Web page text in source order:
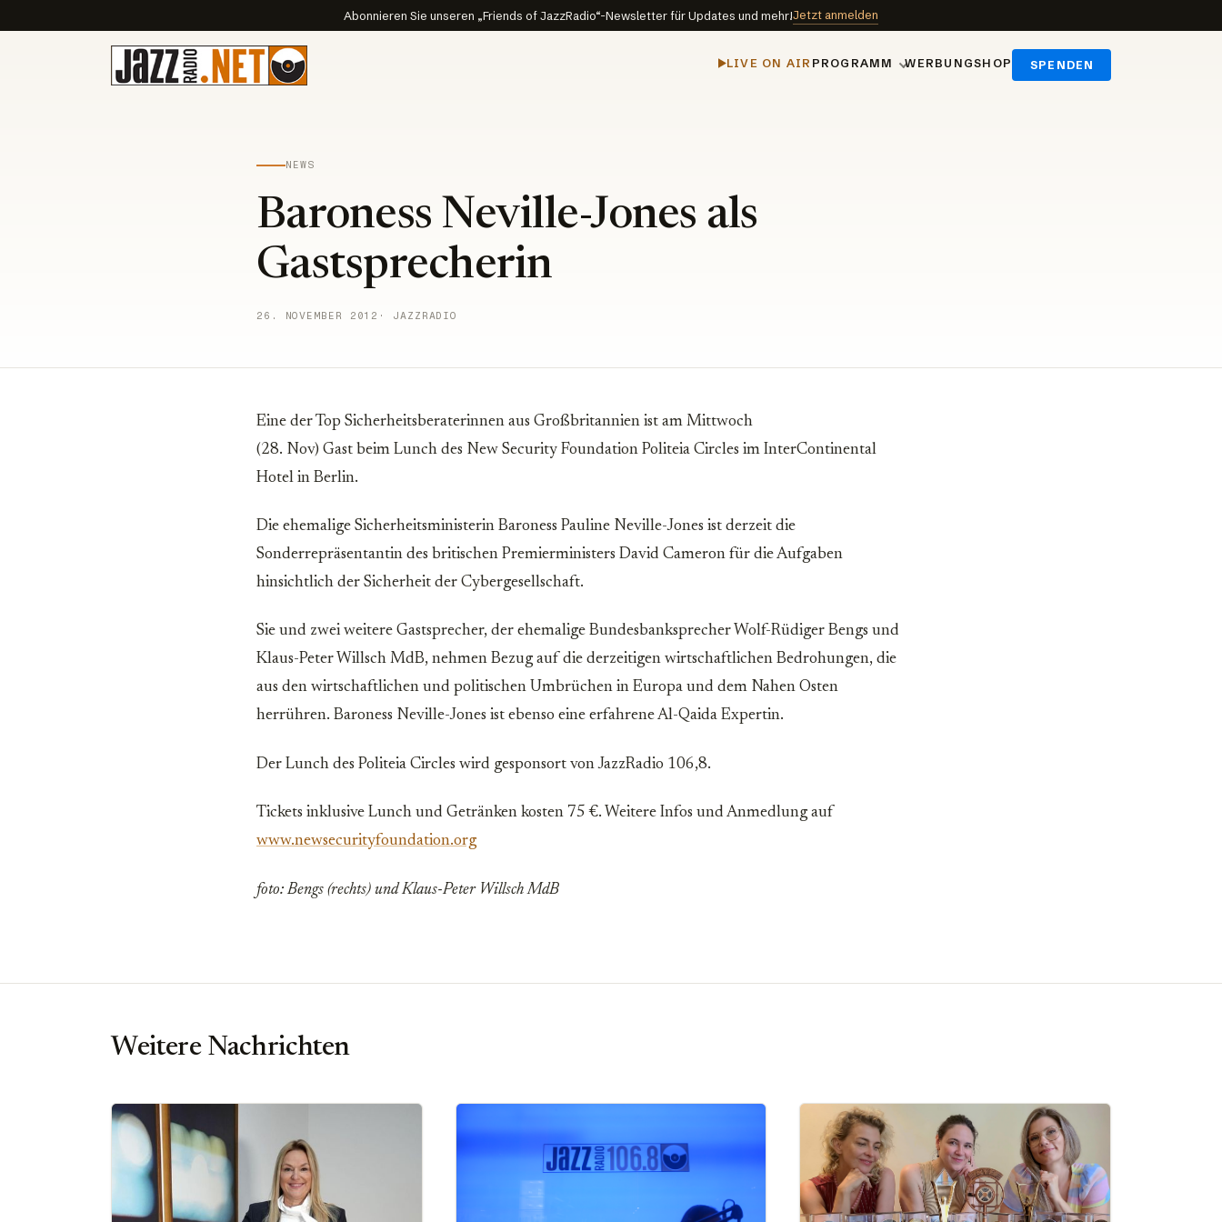
Abonnieren Sie unseren „Friends of JazzRadio“-Newsletter für Updates und mehr!Jetzt anmelden
LIVE ON AIR PROGRAMM WERBUNGSHOP SPENDEN
NEWS
Baroness Neville-Jones als
Gastsprecherin
26. NOVEMBER 2012 · JAZZRADIO
Eine der Top Sicherheitsberaterinnen aus Großbritannien ist am Mittwoch
(28. Nov) Gast beim Lunch des New Security Foundation Politeia Circles im InterContinental
Hotel in Berlin.
Die ehemalige Sicherheitsministerin Baroness Pauline Neville-Jones ist derzeit die
Sonderrepräsentantin des britischen Premierministers David Cameron für die Aufgaben
hinsichtlich der Sicherheit der Cybergesellschaft.
Sie und zwei weitere Gastsprecher, der ehemalige Bundesbanksprecher Wolf-Rüdiger Bengs und
Klaus-Peter Willsch MdB, nehmen Bezug auf die derzeitigen wirtschaftlichen Bedrohungen, die
aus den wirtschaftlichen und politischen Umbrüchen in Europa und dem Nahen Osten
herrühren. Baroness Neville-Jones ist ebenso eine erfahrene Al-Qaida Expertin.
Der Lunch des Politeia Circles wird gesponsort von JazzRadio 106,8.
Tickets inklusive Lunch und Getränken kosten 75 €. Weitere Infos und Anmedlung auf
www.newsecurityfoundation.org
foto: Bengs (rechts) und Klaus-Peter Willsch MdB
Weitere Nachrichten